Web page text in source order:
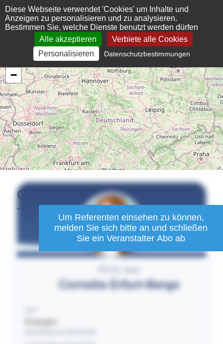
Cookie-Einstellungen
Diese Webseite verwendet 'Cookies' um Inhalte und
Anzeigen zu personalisieren und zu analysieren.
Bestimmen Sie, welche Dienste benutzt werden dürfen
Alle akzeptieren
Verbiete alle Cookies
Personalisieren
Datenschutzbestimmungen
−
Cornelia Erfurt-Berge
Um Referenten einsehen zu können,
melden Sie sich bitte an und schließen
Sie ein Veranstalter Abo ab
Cornelia Erfurt-Berge